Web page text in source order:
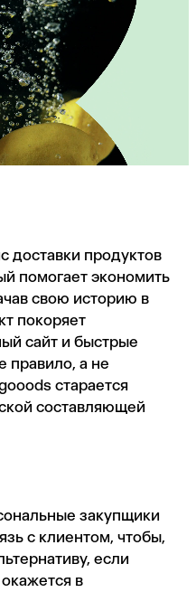
доставки продуктов
помогает экономить
свою историю в
покоряет
сайт и быстрые
правило, а не
старается
составляющей
закупщики
с клиентом, чтобы,
если
в